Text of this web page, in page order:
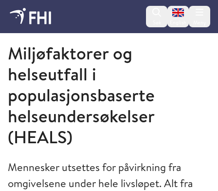
Change
Folkehelseinstituttet
Miljøfaktorer og
helseutfall i
populasjonsbaserte
helseundersøkelser
(HEALS)
Mennesker utsettes for påvirkning fra
omgivelsene under hele livsløpet. Alt fra